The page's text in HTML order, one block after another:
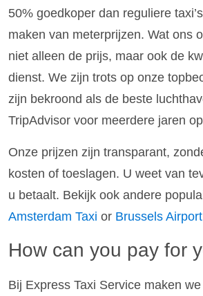
50% goedkoper dan reguliere
maken van meterprijzen. Wat ons
niet alleen de prijs, maar ook de
dienst. We zijn trots op onze
zijn bekroond als de beste
TripAdvisor voor meerdere jaren
Onze prijzen zijn transparant,
kosten of toeslagen. U weet van
u betaalt. Bekijk ook andere
Amsterdam Taxi or Brussels
How can you pay for
Bij Express Taxi Service maken